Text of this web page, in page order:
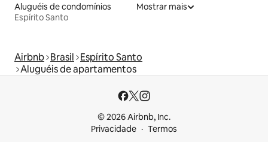
Aluguéis de condomínios
Espírito Santo
Mostrar mais
Airbnb Brasil Espírito Santo
Aluguéis de apartamentos
© 2026 Airbnb, Inc.
Privacidade
Termos